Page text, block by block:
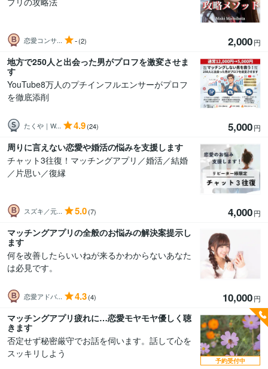
恋愛コンサ... -(2) 2,000円
地方で250人と出会った男がプロフを激変させま
す
YouTube8万人のプチインフルエンサーがプロフ
を徹底添削
たくや｜W... 4.9(24) 5,000円
周りに言えない恋愛や婚活の悩みを支援します
チャット3往復！マッチングアプリ／婚活／結婚
／片思い／復縁
スズキ／元... 5.0(7) 4,000円
マッチングアプリの全般のお悩みの解決案提示し
ます
何を改善したらいいねが来るかわからないあなた
は必見です。
恋愛アドバ... 4.3(4) 10,000円
マッチングアプリ疲れに…恋愛モヤモヤ優しく聴
きます
否定せず秘密厳守でお話を伺います。話して心を
スッキリしよう
予約受付中